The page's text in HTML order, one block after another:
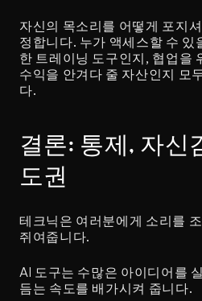
자신의 목소리를 어떻게 포지
정합니다. 누가 액세스할 수 있
한 트레이닝 도구인지, 협업을
수익을 안겨다 줄 자산인지 모
다.
결론: 통제, 자신
도권
테크닉은 여러분에게 소리를
쥐여줍니다.
AI 도구는 수많은 아이디어를
듬는 속도를 배가시켜 줍니다.